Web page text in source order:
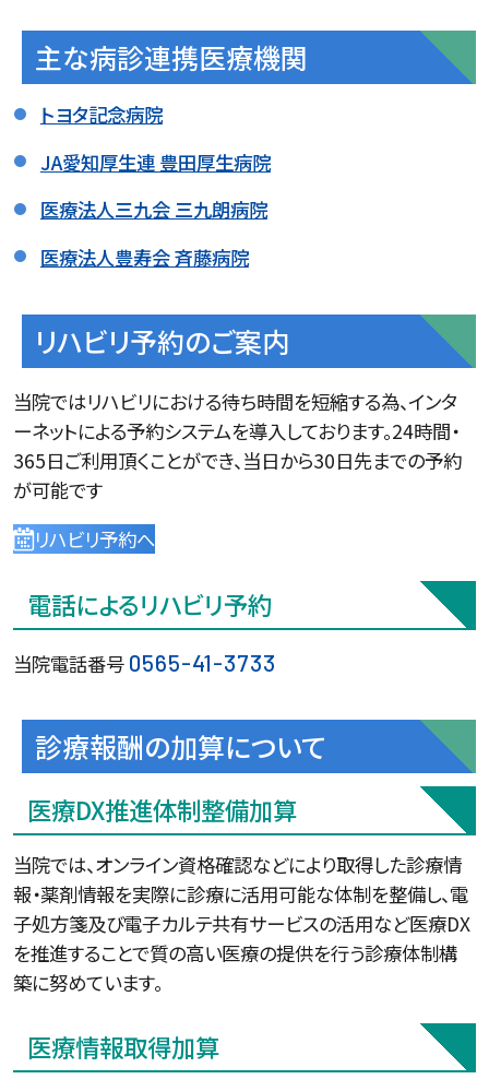
主な病診連携医療機関
トヨタ記念病院
JA愛知厚生連 豊田厚生病院
医療法人三九会 三九朗病院
医療法人豊寿会 斉藤病院
リハビリ予約のご案内
当院ではリハビリにおける待ち時間を短縮する為、インタ
ーネットによる予約システムを導入しております。24時間・
365日ご利用頂くことができ、当日から30日先までの予約
が可能です
リハビリ予約へ
電話によるリハビリ予約
当院電話番号 0565-41-3733
診療報酬の加算について
医療DX推進体制整備加算
当院では、オンライン資格確認などにより取得した診療情
報・薬剤情報を実際に診療に活用可能な体制を整備し、電
子処方箋及び電子カルテ共有サービスの活用など医療DX
を推進することで質の高い医療の提供を行う診療体制構
築に努めています。
医療情報取得加算